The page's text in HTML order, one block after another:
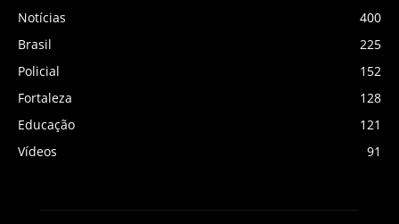
Notícias
400
Brasil
225
Policial
152
Fortaleza
128
Educação
121
Vídeos
91